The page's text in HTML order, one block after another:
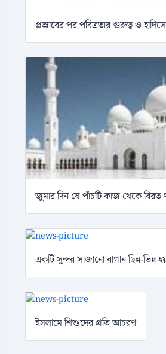
প্রস্রাবের পর পবিত্রতার গুরুত্ব ও
জুমার দিন যে পাঁচটি কাজ থেকে বিরত
একটি সুন্দর সাজানো বাগান ছিন্ন-ভিন্ন
ইসলামে শিশুদের প্রতি আচরণ